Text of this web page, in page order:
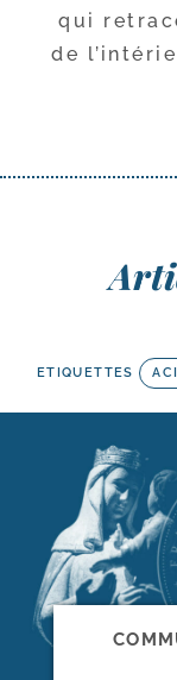
qui
de
ETIQUETTES